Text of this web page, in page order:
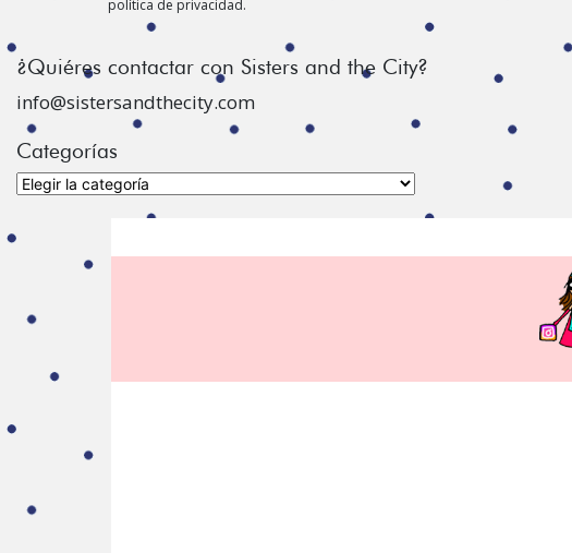
política de privacidad.
¿Quiéres contactar con Sisters and the City?
info@sistersandthecity.com
Categorías
Categorías